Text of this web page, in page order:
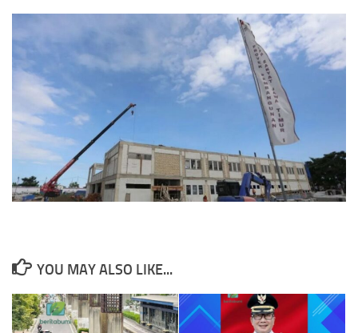
YOU MAY ALSO LIKE...